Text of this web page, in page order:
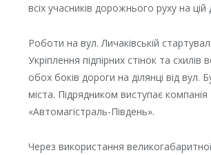
всіх учасників дорожнього руху на цій
Роботи на вул. Личаківській
Укріплення підпірних стінок та схилів
обох боків дороги на ділянці від вул.
міста. Підрядником виступає компанія
«Автомагістраль-Південь».
Через використання